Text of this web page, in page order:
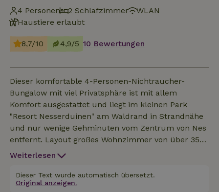
4 Personen
2 Schlafzimmer
WLAN
Haustiere erlaubt
8,7/10 4,9/5 10 Bewertungen
Dieser komfortable 4-Personen-Nichtraucher-
Bungalow mit viel Privatsphäre ist mit allem
Komfort ausgestattet und liegt im kleinen Park
"Resort Nesserduinen" am Waldrand in Strandnähe
und nur wenige Gehminuten vom Zentrum von Nes
entfernt. Layout großes Wohnzimmer von über 35
m² mit offener Küche. Zwei Schlafzimmer mit
nach Absprache erlaubt. Geschützt durch den Wald
mit einer überdachten Sonnenterrasse an der
Weiterlesen
Dieser Text wurde automatisch übersetzt.
Original anzeigen.